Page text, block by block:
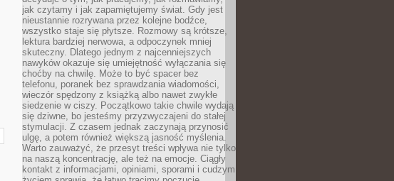
jak czytamy i jak zapamiętujemy świat. Gdy jest
nieustannie rozrywana przez kolejne bodźce,
wszystko staje się płytsze. Rozmowy są krótsze,
lektura bardziej nerwowa, a odpoczynek mniej
skuteczny. Dlatego jednym z najcenniejszych
nawyków okazuje się umiejętność wyłączania się
choćby na chwilę. Może to być spacer bez
telefonu, poranek bez sprawdzania wiadomości,
wieczór spędzony z książką albo nawet zwykłe
siedzenie w ciszy. Początkowo takie chwile wydają
się dziwne, bo jesteśmy przyzwyczajeni do stałej
stymulacji. Z czasem jednak zaczynają przynosić
ulgę, a potem również większą jasność myślenia.
Warto zauważyć, że przesyt treści wpływa nie tylko
na naszą koncentrację, ale też na emocje. Ciągły
kontakt z informacjami, opiniami, sporami i cudzym